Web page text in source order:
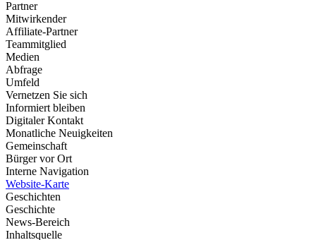
Partner
Mitwirkender
Affiliate-Partner
Teammitglied
Medien
Abfrage
Umfeld
Vernetzen Sie sich
Informiert bleiben
Digitaler Kontakt
Monatliche Neuigkeiten
Gemeinschaft
Bürger vor Ort
Interne Navigation
Website-Karte
Geschichten
Geschichte
News-Bereich
Inhaltsquelle